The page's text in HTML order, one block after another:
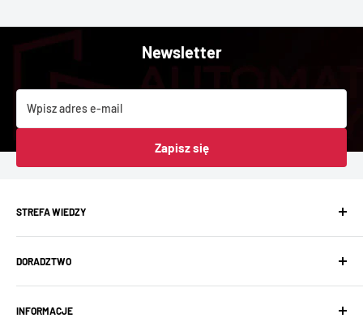
Newsletter
Wpisz adres e-mail
Zapisz się
STREFA WIEDZY
Baza wiedzy
Aktualności
Showroom
FAQ
DORADZTWO
Projektowanie instalacji
Prefabrykacja rozdzielnic
INFORMACJE